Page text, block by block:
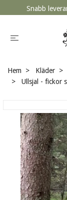
Snabb
Hem Kläder
Ullsjal - fickor